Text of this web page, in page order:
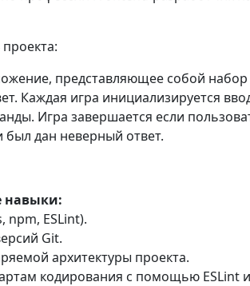
представляющее собой набор
Каждая игра инициализируется
Игра завершается если
был дан неверный ответ.
навыки:
npm, ESLint).
Git.
архитектуры проекта.
кодирования с помощью ESLint и